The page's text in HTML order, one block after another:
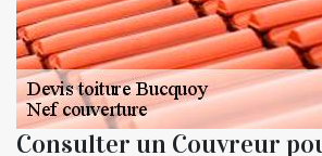
Consulter un Couvreur